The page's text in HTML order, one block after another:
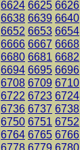
6624 6625 6626
6638 6639 6640
6652 6653 6654
6666 6667 6668
6680 6681 6682
6694 6695 6696
6708 6709 6710
6722 6723 6724
6736 6737 6738
6750 6751 6752
6764 6765 6766
6778 6779 6780